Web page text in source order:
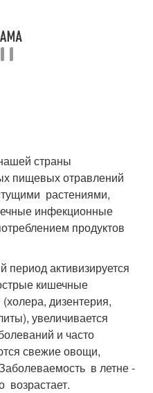
страны
пищевых отравлений
растениями,
инфекционные
продуктов
активизируется
кишечные
дизентерия,
увеличивается
и часто
свежие овощи,
в летне -
возрастает.